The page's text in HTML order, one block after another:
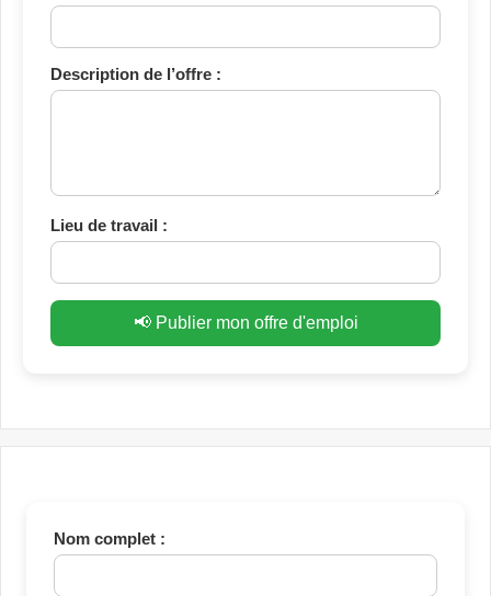
Description de l’offre :
Lieu de travail :
📢 Publier mon offre d'emploi
Nom complet :